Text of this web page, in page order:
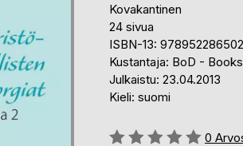
Kovakantinen
24 sivua
ISBN-13:
Kustantaja: BoD -
Julkaistu: 23.04.2013
Kieli: suomi
Arvostelu::
0